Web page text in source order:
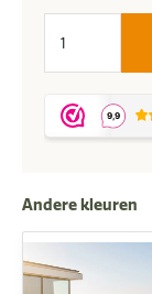
Lux
M
hoek
loungebank
aantal
Andere kleuren